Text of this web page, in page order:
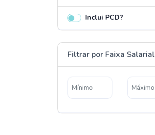
Inclui PCD?
Filtrar por Faixa Salarial